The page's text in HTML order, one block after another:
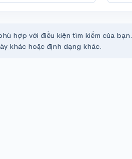
hợp với điều kiện tìm kiếm của bạn.
khác hoặc định dạng khác.